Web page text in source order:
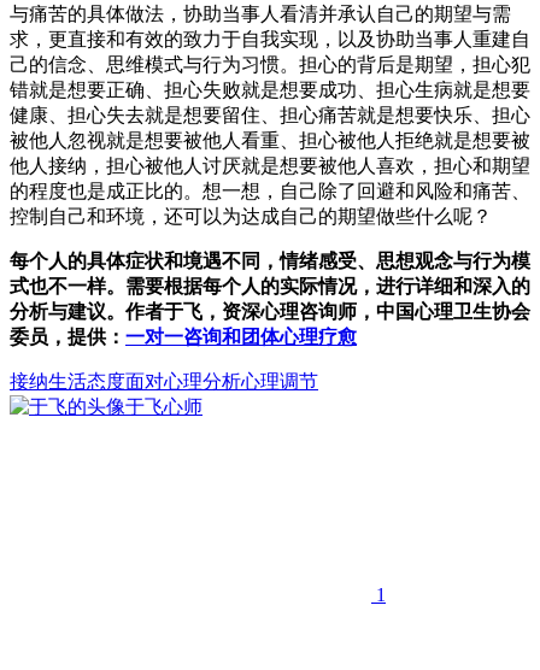
与痛苦的具体做法，协助当事人看清并承认自己的期望与需
求，更直接和有效的致力于自我实现，以及协助当事人重建自
己的信念、思维模式与行为习惯。担心的背后是期望，担心犯
错就是想要正确、担心失败就是想要成功、担心生病就是想要
健康、担心失去就是想要留住、担心痛苦就是想要快乐、担心
被他人忽视就是想要被他人看重、担心被他人拒绝就是想要被
他人接纳，担心被他人讨厌就是想要被他人喜欢，担心和期望
的程度也是成正比的。想一想，自己除了回避和风险和痛苦、
控制自己和环境，还可以为达成自己的期望做些什么呢？
每个人的具体症状和境遇不同，情绪感受、思想观念与行为模
式也不一样。需要根据每个人的实际情况，进行详细和深入的
分析与建议。作者于飞，资深心理咨询师，中国心理卫生协会
委员，提供： 一对一咨询和团体心理疗愈
接纳生活态度面对心理分析心理调节
于飞心师
1